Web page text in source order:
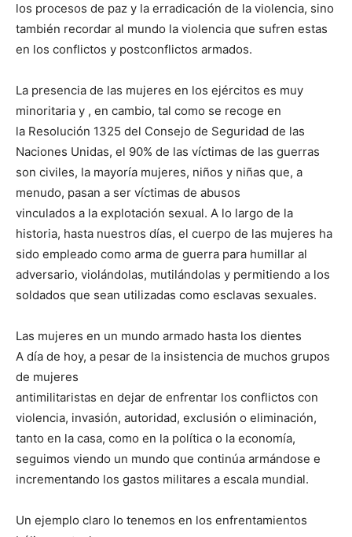
los procesos de paz y la erradicación de la violencia, sino
también recordar al mundo la violencia que sufren estas
en los conflictos y postconflictos armados.
La presencia de las mujeres en los ejércitos es muy
minoritaria y , en cambio, tal como se recoge en
la Resolución 1325 del Consejo de Seguridad de las
Naciones Unidas, el 90% de las víctimas de las guerras
son civiles, la mayoría mujeres, niños y niñas que, a
menudo, pasan a ser víctimas de abusos
vinculados a la explotación sexual. A lo largo de la
historia, hasta nuestros días, el cuerpo de las mujeres ha
sido empleado como arma de guerra para humillar al
adversario, violándolas, mutilándolas y permitiendo a los
soldados que sean utilizadas como esclavas sexuales.
Las mujeres en un mundo armado hasta los dientes
A día de hoy, a pesar de la insistencia de muchos grupos
de mujeres
antimilitaristas en dejar de enfrentar los conflictos con
violencia, invasión, autoridad, exclusión o eliminación,
tanto en la casa, como en la política o la economía,
seguimos viendo un mundo que continúa armándose e
incrementando los gastos militares a escala mundial.
Un ejemplo claro lo tenemos en los enfrentamientos